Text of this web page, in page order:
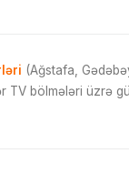
(Ağstafa,
bölmələri üzrə